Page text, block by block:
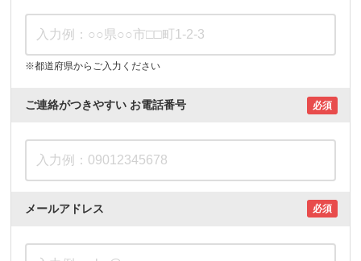
※都道府県からご入力ください
ご連絡がつきやすい お電話番号 必須
メールアドレス 必須